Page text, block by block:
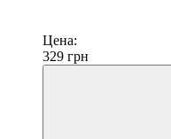
Цена:
329 грн